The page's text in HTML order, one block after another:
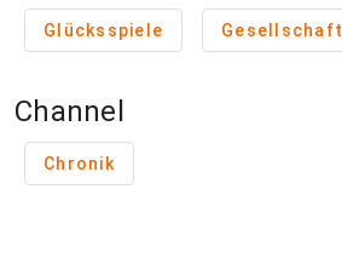
Glücksspiele Gesellschaft
Channel
Chronik